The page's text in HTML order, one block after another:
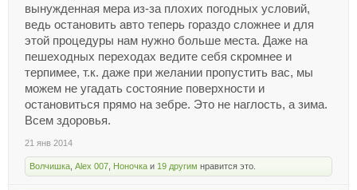
вынужденная мера из-за плохих погодных условий,
ведь остановить авто теперь гораздо сложнее и для
этой процедуры нам нужно больше места. Даже на
пешеходных переходах ведите себя скромнее и
терпимее, т.к. даже при желании пропустить вас, мы
можем не угадать состояние поверхности и
остановиться прямо на зебре. Это не наглость, а зима.
Всем здоровья.
21 янв 2014
Волчишка Alex 007 Ноночка и 19 другим нравится это.